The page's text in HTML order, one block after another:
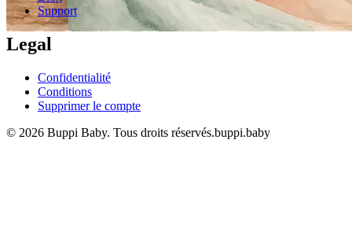
Support
Legal
Confidentialité
Conditions
Supprimer le compte
© 2026 Buppi Baby. Tous droits réservés.buppi.baby